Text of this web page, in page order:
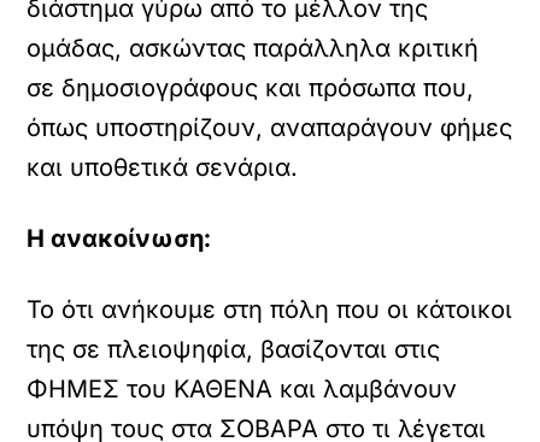
διάστημα γύρω από το μέλλον της
ομάδας, ασκώντας παράλληλα κριτική
σε δημοσιογράφους και πρόσωπα που,
όπως υποστηρίζουν, αναπαράγουν φήμες
και υποθετικά σενάρια.
Η ανακοίνωση:
Το ότι ανήκουμε στη πόλη που οι κάτοικοι
της σε πλειοψηφία, βασίζονται στις
ΦΗΜΕΣ του ΚΑΘΕΝΑ και λαμβάνουν
υπόψη τους στα ΣΟΒΑΡΑ στο τι λέγεται